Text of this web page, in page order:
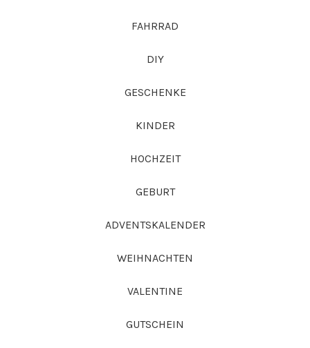
FAHRRAD
DIY
GESCHENKE
KINDER
HOCHZEIT
GEBURT
ADVENTSKALENDER
WEIHNACHTEN
VALENTINE
GUTSCHEIN